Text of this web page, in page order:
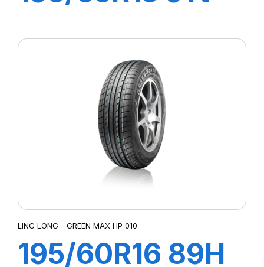
LING LONG - GREEN MAX HP 010
195/60R16 89H